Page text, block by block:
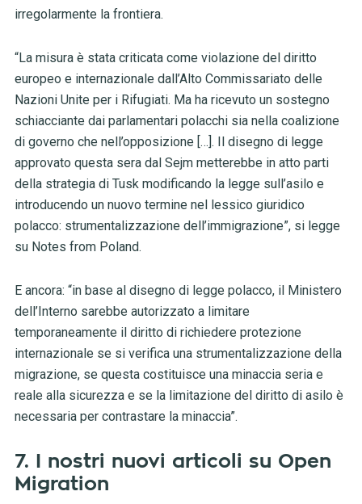
irregolarmente la frontiera.
“La misura è stata criticata come violazione del diritto
europeo e internazionale dall’Alto Commissariato delle
Nazioni Unite per i Rifugiati. Ma ha ricevuto un sostegno
schiacciante dai parlamentari polacchi sia nella coalizione
di governo che nell’opposizione […]. Il disegno di legge
approvato questa sera dal Sejm metterebbe in atto parti
della strategia di Tusk modificando la legge sull’asilo e
introducendo un nuovo termine nel lessico giuridico
polacco: strumentalizzazione dell’immigrazione”, si legge
su Notes from Poland.
E ancora: “in base al disegno di legge polacco, il Ministero
dell’Interno sarebbe autorizzato a limitare
temporaneamente il diritto di richiedere protezione
internazionale se si verifica una strumentalizzazione della
migrazione, se questa costituisce una minaccia seria e
reale alla sicurezza e se la limitazione del diritto di asilo è
necessaria per contrastare la minaccia”.
7. I nostri nuovi articoli su Open
Migration